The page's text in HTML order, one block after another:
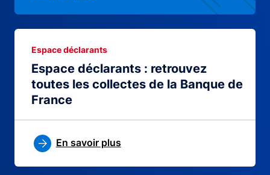
Espace déclarants : retrouvez
toutes les collectes de la Banque de
France
Espace déclarants
En savoir plus